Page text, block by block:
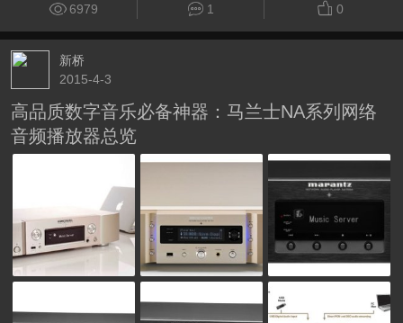
6979 1 0
新桥
2015-4-3
高品质数字音乐必备神器：马兰士NA系列网络
音频播放器总览